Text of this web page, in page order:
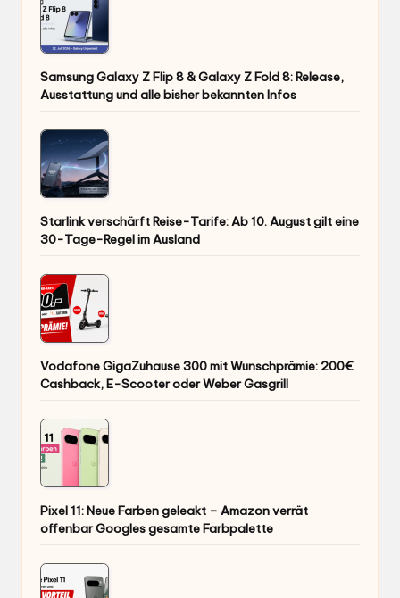
Samsung Galaxy Z Flip 8 & Galaxy Z Fold 8: Release,
Ausstattung und alle bisher bekannten Infos
Starlink verschärft Reise-Tarife: Ab 10. August gilt eine
30-Tage-Regel im Ausland
Vodafone GigaZuhause 300 mit Wunschprämie: 200€
Cashback, E-Scooter oder Weber Gasgrill
Pixel 11: Neue Farben geleakt – Amazon verrät
offenbar Googles gesamte Farbpalette